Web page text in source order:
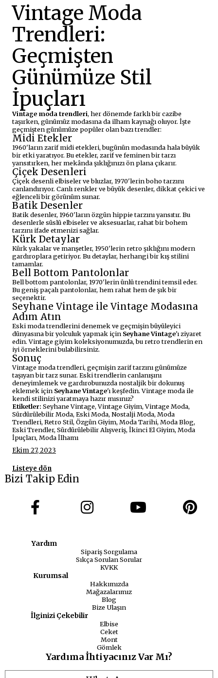
Vintage Moda
Trendleri:
Geçmişten
Günümüze Stil
İpuçları
Vintage moda trendleri, her dönemde farklı bir cazibe
taşırken, günümüz modasına da ilham kaynağı oluyor. İşte
geçmişten günümüze popüler olan bazı trendler:
Midi Etekler
1960'ların zarif midi etekleri, bugünün modasında hala büyük
bir etki yaratıyor. Bu etekler, zarif ve feminen bir tarzı
yansıtırken, her mekânda şıklığınızı ön plana çıkarır.
Çiçek Desenleri
Çiçek desenli elbiseler ve bluzlar, 1970'lerin boho tarzını
canlandırıyor. Canlı renkler ve büyük desenler, dikkat çekici ve
eğlenceli bir görünüm sunar.
Batik Desenler
Batik desenler, 1960'ların özgün hippie tarzını yansıtır. Bu
desenlerle süslü elbiseler ve aksesuarlar, rahat bir bohem
tarzını ifade etmenizi sağlar.
Kürk Detaylar
Kürk yakalar ve manşetler, 1950'lerin retro şıklığını modern
gardıroplara getiriyor. Bu detaylar, herhangi bir kış stilini
tamamlar.
Bell Bottom Pantolonlar
Bell bottom pantolonlar, 1970'lerin ünlü trendini temsil eder.
Bu geniş paçalı pantolonlar, hem rahat hem de şık bir
seçenektir.
Seyhane Vintage ile Vintage Modasına
Adım Atın
Eski moda trendlerini denemek ve geçmişin büyüleyici
dünyasına bir yolculuk yapmak için Seyhane Vintage'ı ziyaret
edin. Vintage giyim koleksiyonumuzda, bu retro trendlerin en
iyi örneklerini bulabilirsiniz.
Sonuç
Vintage moda trendleri, geçmişin zarif tarzını günümüze
taşıyan bir tarz sunar. Eski trendlerin canlanışını
deneyimlemek ve gardırobunuzda nostaljik bir dokunuş
eklemek için Seyhane Vintage'ı keşfedin. Vintage moda ile
kendi stilinizi yaratmaya hazır mısınız?
Etiketler: Seyhane Vintage, Vintage Giyim, Vintage Moda,
Sürdürülebilir Moda, Eski Moda, Nostalji Moda, Moda
Trendleri, Retro Stil, Özgün Giyim, Moda Tarihi, Moda Blog,
Eski Trendler, Sürdürülebilir Alışveriş, İkinci El Giyim, Moda
İpuçları, Moda İlhamı
Ekim 27, 2023
Listeye dön
Bizi Takip Edin
Yardım
Sipariş Sorgulama
Sıkça Sorulan Sorular
KVKK
Kurumsal
Hakkımızda
Mağazalarımız
Blog
Bize Ulaşın
İlginizi Çekebilir
Elbise
Ceket
Mont
Gömlek
Yardıma İhtiyacınız Var Mı?